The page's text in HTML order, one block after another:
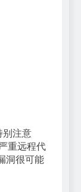
别注意
重远程代
洞很可能